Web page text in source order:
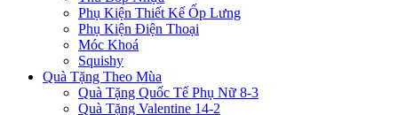
Phụ Kiện Thiết Kế Ốp Lưng
Phụ Kiện Điện Thoại
Móc Khoá
Squishy
Quà Tặng Theo Mùa
Quà Tặng Quốc Tế Phụ Nữ 8-3
Quà Tặng Valentine 14-2